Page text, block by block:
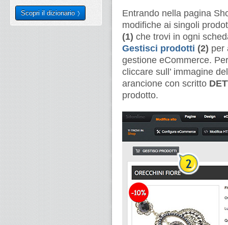
Entrando nella pagina
modifiche ai singoli
(1) che trovi in ogni
Gestisci prodotti (2) per
gestione eCommerce.
cliccare sull’ immagine
arancione con scritto
prodotto.
Scopri il dizionario